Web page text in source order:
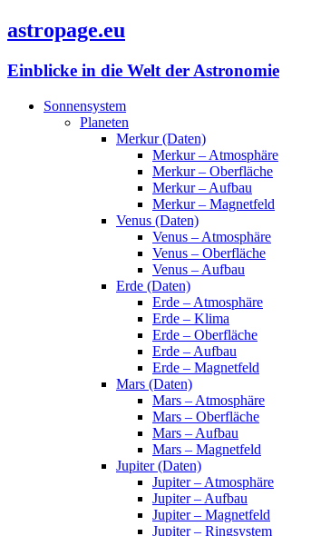
astropage.eu
Einblicke in die Welt der Astronomie
Sonnensystem
Planeten
Merkur (Daten)
Merkur – Atmosphäre
Merkur – Oberfläche
Merkur – Aufbau
Merkur – Magnetfeld
Venus (Daten)
Venus – Atmosphäre
Venus – Oberfläche
Venus – Aufbau
Erde (Daten)
Erde – Atmosphäre
Erde – Klima
Erde – Oberfläche
Erde – Aufbau
Erde – Magnetfeld
Mars (Daten)
Mars – Atmosphäre
Mars – Oberfläche
Mars – Aufbau
Mars – Magnetfeld
Jupiter (Daten)
Jupiter – Atmosphäre
Jupiter – Aufbau
Jupiter – Magnetfeld
Jupiter – Ringsystem